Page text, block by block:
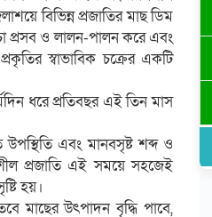
বিভিন্ন প্রজাতির মাছ ডিম
প্রসব ও লালন-পালন করে এবং
স্বাভাবিক চক্রের একটি
ধরে প্রতিবছর এই তিন মাস
এবং মানবসৃষ্ট শব্দ ও
প্রজাতি এই সময়ে সহজেই
হয়।
মাছের উৎপাদন বৃদ্ধি পাবে,